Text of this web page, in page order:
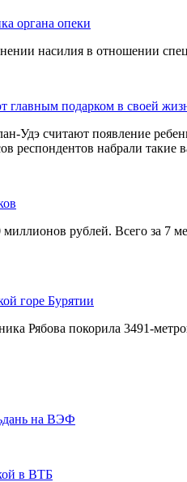
органа опеки
насилия в отношении
главным подарком в своей
считают появление
респондентов набрали такие
рублей. Всего за 7
горе Бурятии
Рябова покорила 3491-
на ВЭФ
в ВТБ